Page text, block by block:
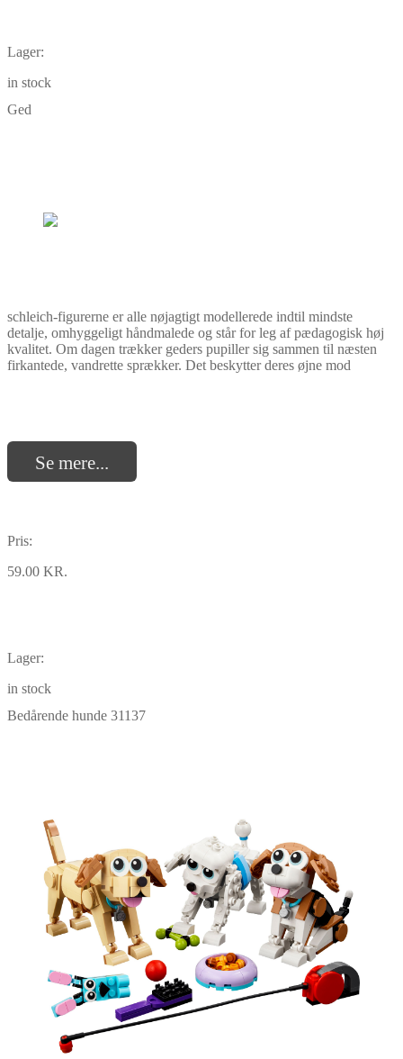
Lager:
in stock
Ged
schleich-figurerne er alle nøjagtigt modellerede indtil mindste
detalje, omhyggeligt håndmalede og står for leg af pædagogisk høj
kvalitet. Om dagen trækker geders pupiller sig sammen til næsten
firkantede, vandrette sprækker. Det beskytter deres øjne mod
Se mere...
Pris:
59.00 KR.
Lager:
in stock
Bedårende hunde 31137